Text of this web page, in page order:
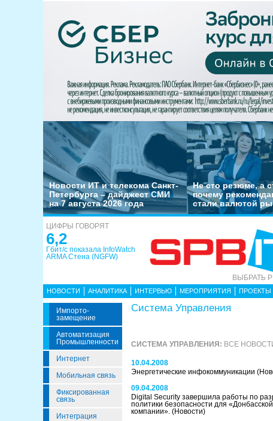
Новости ИТ и телекома Санкт-
Петербурга – дайджест СМИ
на 7 августа 2026 года
Не сто резюме, а
почему
стали валютой
ЦИФРЫ ГОВОРЯТ
6,2
Гбит/с показала InfoWatch
ARMA Стена (NGFW)
ВЫБРАТЬ
НОВОСТИ АНАЛИТИКА ИНТЕРВЬЮ МЕРОПРИЯТИЯ ПРОЕКТЫ
Импорто­
Замещение
Автоматизация
Промышленности
Интернет
Мобильная связь
Фиксированная
связь
Интеграция
Система Управления
СИСТЕМА УПРАВЛЕНИЯ: ВСЕ
10.04.2008
Энергетические инфокоммуникации
09.04.2008
Digital Security завершила работы по
политики безопасности для
компании». (Новости)